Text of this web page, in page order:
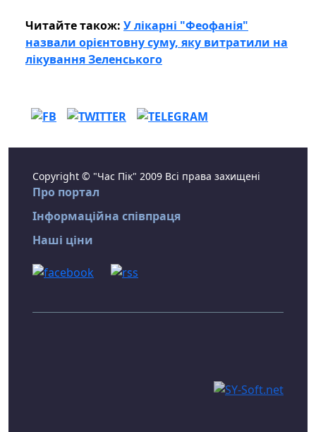
Читайте також: У лікарні "Феофанія"
назвали орієнтовну суму, яку витратили на
лікування Зеленського
Copyright © "Час Пік" 2009 Всі права захищені
Про портал
Інформаційна співпраця
Наші ціни